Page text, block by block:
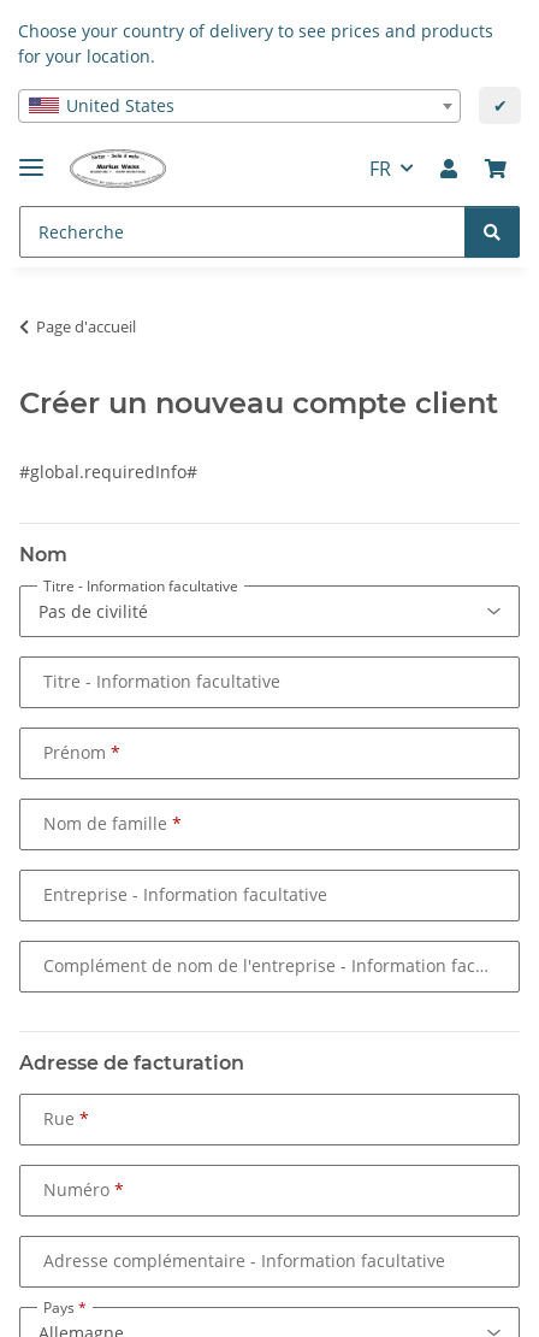
Choose your country of delivery to see prices and products
for your location.
United States ✔
FR
Page d'accueil
Créer un nouveau compte client
#global.requiredInfo#
Nom
Titre - Information facultative
Titre - Information facultative
Prénom
Nom de famille
Entreprise - Information facultative
Complément de nom de l'entreprise - Information facultative
Adresse de facturation
Rue
Numéro
Adresse complémentaire - Information facultative
Pays